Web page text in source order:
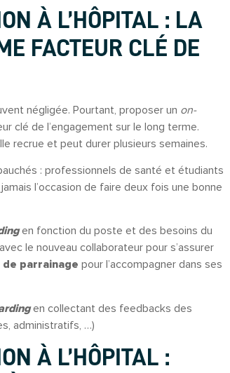
À L’HÔPITAL : LA
FACTEUR CLÉ DE
négligée. Pourtant, proposer un on-
clé de l’engagement sur le long terme.
recrue et peut durer plusieurs semaines.
: professionnels de santé et étudiants
l’occasion de faire deux fois une bonne
en fonction du poste et des besoins du
avec le nouveau collaborateur pour s’assurer
parrainage pour l’accompagner dans ses
en collectant des feedbacks des
administratifs, …)
À L’HÔPITAL :